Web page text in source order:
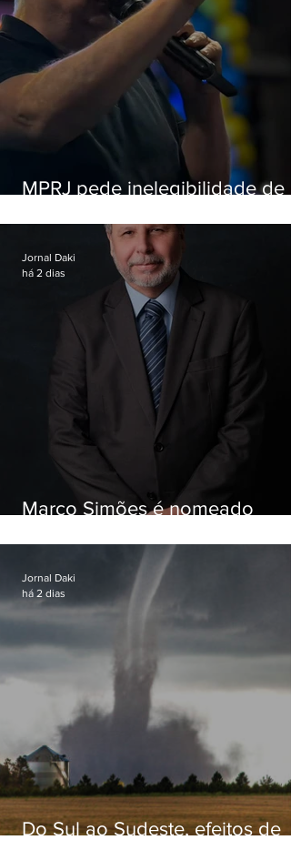
MPRJ pede inelegibilidade de
Marco Simões é nomeado
Jornal Daki
há 2 dias
Do Sul ao Sudeste, efeitos de
Jornal Daki
há 2 dias